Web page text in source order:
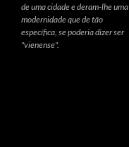
de uma cidade e deram-lhe uma
modernidade que de tão
específica, se poderia dizer ser
"vienense".